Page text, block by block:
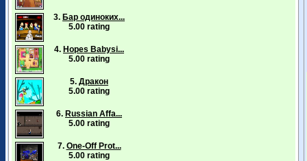
3. Бар одиноких...
5.00 rating
4. Hopes Babysi...
5.00 rating
5. Дракон
5.00 rating
6. Russian Affa...
5.00 rating
7. One-Off Prot...
5.00 rating